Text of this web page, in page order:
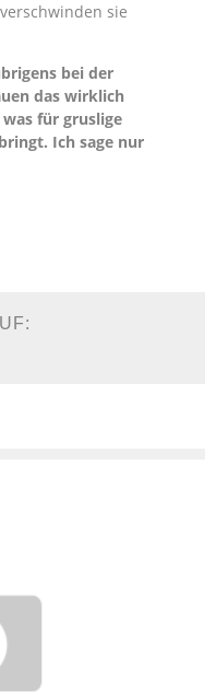
sie
bei der
das wirklich
für gruslige
Ich sage nur